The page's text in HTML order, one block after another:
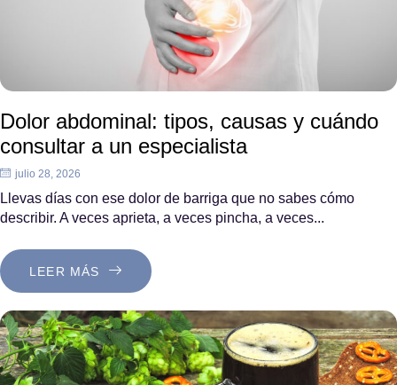
Dolor abdominal: tipos, causas y cuándo
consultar a un especialista
julio 28, 2026
Llevas días con ese dolor de barriga que no sabes cómo
describir. A veces aprieta, a veces pincha, a veces...
LEER MÁS